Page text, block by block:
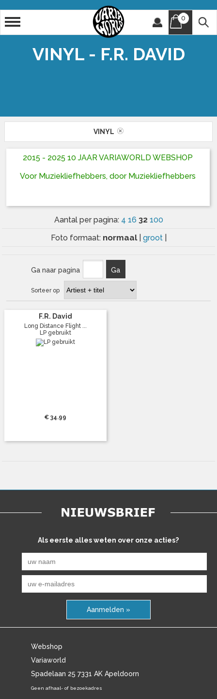
0
VINYL - F.R. DAVID
VINYL
2015 - 2025 10 JAAR VARIAWORLD WEBSHOP
Voor Muziekliefhebbers, door Muziekliefhebbers
Aantal per pagina: 4 16 32 100
Foto formaat: normaal groot
Ga naar pagina Ga
Sorteer op
F.R. David
Long Distance Flight ...
LP gebruikt
€ 34.99
Als eerste alles weten over onze acties?
Aanmelden »
Webshop
Variaworld
Spadelaan 25 7331 AK Apeldoorn
Geen afhaal- of bezoekadres